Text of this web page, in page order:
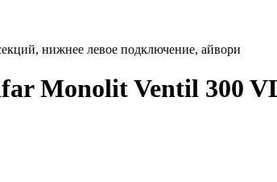
нижнее левое подключение, айвори
Monolit Ventil 300